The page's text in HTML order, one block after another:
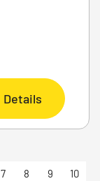
Details
7 8 9
10